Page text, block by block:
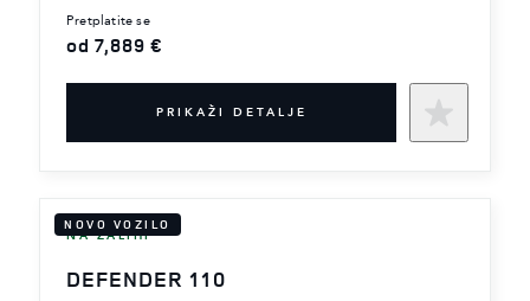
pretplatite se
od 7,889 €
PRIKAŽI DETALJE
NOVO VOZILO
NA ZALIHI
DEFENDER 110